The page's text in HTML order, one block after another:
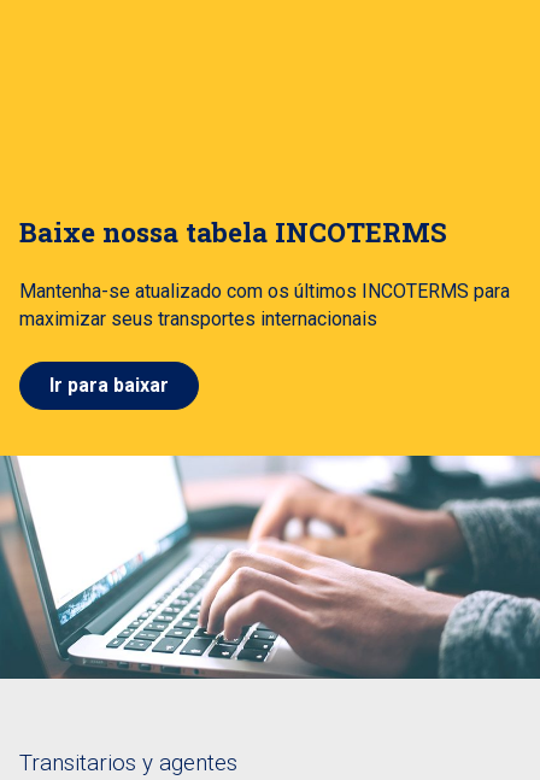
Baixe nossa tabela INCOTERMS
Mantenha-se atualizado com os últimos INCOTERMS para
maximizar seus transportes internacionais
Ir para baixar
Transitarios y agentes